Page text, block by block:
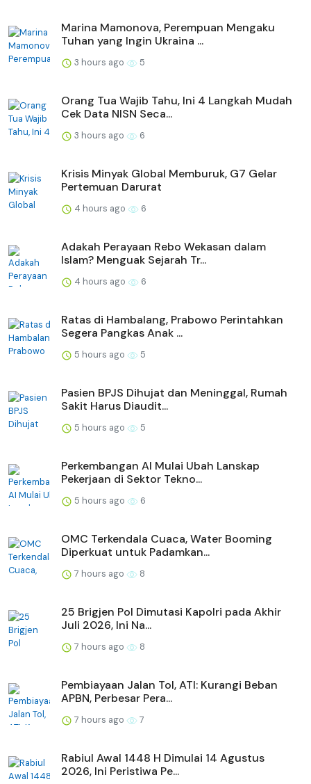
Marina Mamonova, Perempuan Mengaku
Tuhan yang Ingin Ukraina ...
3 hours ago 5
Orang Tua Wajib Tahu, Ini 4 Langkah Mudah
Cek Data NISN Seca...
3 hours ago 6
Krisis Minyak Global Memburuk, G7 Gelar
Pertemuan Darurat
4 hours ago 6
Adakah Perayaan Rebo Wekasan dalam
Islam? Menguak Sejarah Tr...
4 hours ago 6
Ratas di Hambalang, Prabowo Perintahkan
Segera Pangkas Anak ...
5 hours ago 5
Pasien BPJS Dihujat dan Meninggal, Rumah
Sakit Harus Diaudit...
5 hours ago 5
Perkembangan AI Mulai Ubah Lanskap
Pekerjaan di Sektor Tekno...
5 hours ago 6
OMC Terkendala Cuaca, Water Booming
Diperkuat untuk Padamkan...
7 hours ago 8
25 Brigjen Pol Dimutasi Kapolri pada Akhir
Juli 2026, Ini Na...
7 hours ago 8
Pembiayaan Jalan Tol, ATI: Kurangi Beban
APBN, Perbesar Pera...
7 hours ago 7
Rabiul Awal 1448 H Dimulai 14 Agustus
2026, Ini Peristiwa Pe...